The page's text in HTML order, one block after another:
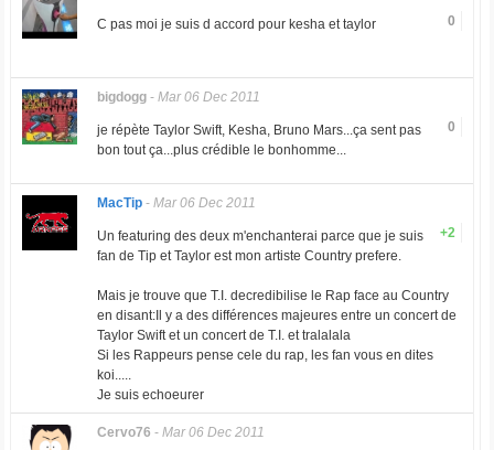
0
C pas moi je suis d accord pour kesha et taylor
bigdogg- Mar 06 Dec 2011
0
je répète Taylor Swift, Kesha, Bruno Mars...ça sent pas
bon tout ça...plus crédible le bonhomme...
MacTip- Mar 06 Dec 2011
+2
Un featuring des deux m'enchanterai parce que je suis
fan de Tip et Taylor est mon artiste Country prefere.
Mais je trouve que T.I. decredibilise le Rap face au Country
en disant:Il y a des différences majeures entre un concert de
Taylor Swift et un concert de T.I. et tralalala
Si les Rappeurs pense cele du rap, les fan vous en dites
koi.....
Je suis echoeurer
Cervo76 - Mar 06 Dec 2011